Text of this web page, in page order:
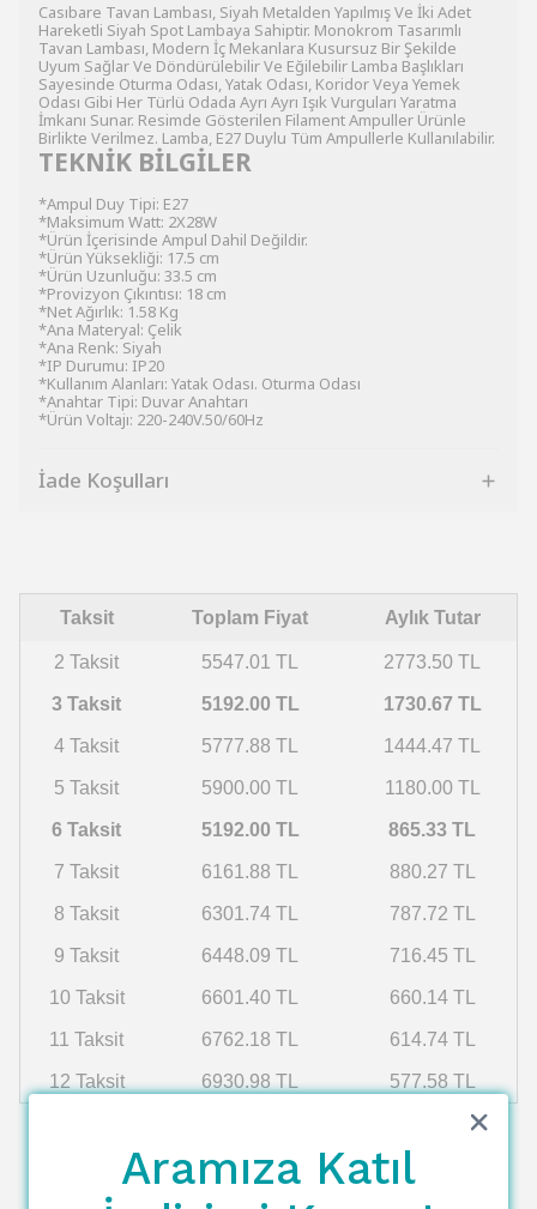
Casıbare Tavan Lambası, Siyah Metalden Yapılmış Ve İki Adet
Hareketli Siyah Spot Lambaya Sahiptir. Monokrom Tasarımlı
Tavan Lambası, Modern İç Mekanlara Kusursuz Bir Şekilde
Uyum Sağlar Ve Döndürülebilir Ve Eğilebilir Lamba Başlıkları
Sayesinde Oturma Odası, Yatak Odası, Koridor Veya Yemek
Odası Gibi Her Türlü Odada Ayrı Ayrı Işık Vurguları Yaratma
İmkanı Sunar. Resimde Gösterilen Filament Ampuller Ürünle
Birlikte Verilmez. Lamba, E27 Duylu Tüm Ampullerle Kullanılabilir.
TEKNİK BİLGİLER
*Ampul Duy Tipi: E27
*Maksimum Watt: 2X28W
*Ürün İçerisinde Ampul Dahil Değildir.
*Ürün Yüksekliği: 17.5 cm
*Ürün Uzunluğu: 33.5 cm
*Provizyon Çıkıntısı: 18 cm
*Net Ağırlık: 1.58 Kg
*Ana Materyal: Çelik
*Ana Renk: Siyah
*IP Durumu: IP20
*Kullanım Alanları: Yatak Odası. Oturma Odası
*Anahtar Tipi: Duvar Anahtarı
*Ürün Voltajı: 220-240V.50/60Hz
İade Koşulları
Taksit Toplam Fiyat Aylık Tutar
2 Taksit 5547.01 TL 2773.50 TL
3 Taksit 5192.00 TL 1730.67 TL
4 Taksit 5777.88 TL 1444.47 TL
5 Taksit 5900.00 TL 1180.00 TL
6 Taksit 5192.00 TL 865.33 TL
7 Taksit 6161.88 TL 880.27 TL
8 Taksit 6301.74 TL 787.72 TL
9 Taksit 6448.09 TL 716.45 TL
10 Taksit 6601.40 TL 660.14 TL
11 Taksit 6762.18 TL 614.74 TL
12 Taksit 6930.98 TL 577.58 TL
Aramıza Katıl